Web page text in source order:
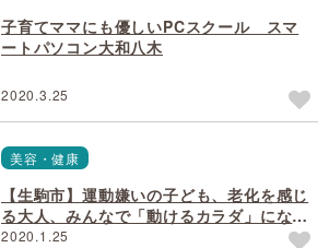
子育てママにも優しいPCスクール スマ
ートパソコン大和八木
2020.3.25
美容・健康
【生駒市】運動嫌いの子ども、老化を感じ
る大人、みんなで「動けるカラダ」になろ
う（haginodai. body. design. works.
2020.1.25